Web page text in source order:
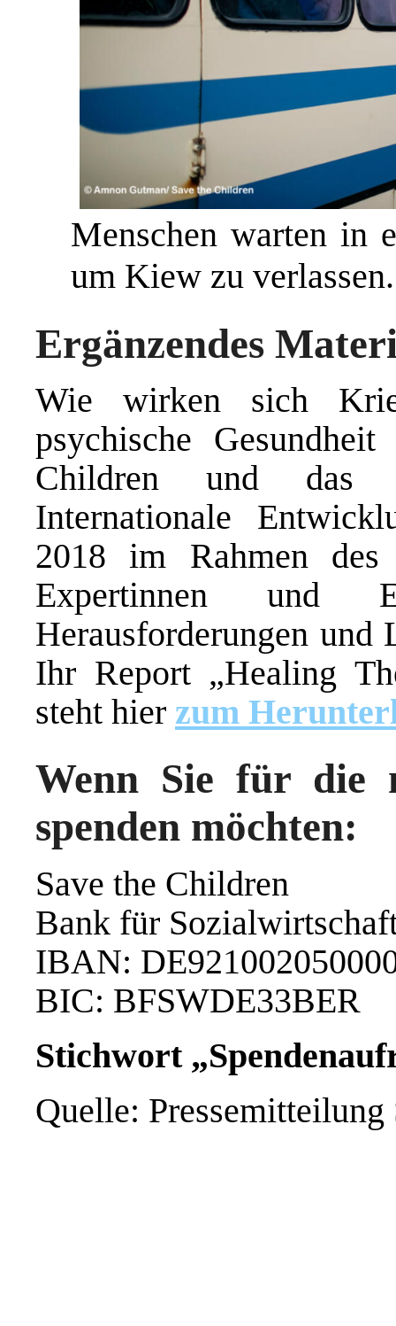
Menschen warten in
um Kiew zu verlassen.
Ergänzendes
Wie wirken sich
psychische
Children und das
Internationale
2018 im Rahmen
Expertinnen und
Herausforderungen und
Ihr Report „Healing
steht hier zum
Wenn Sie für die
spenden möchten:
Save the Children
Bank für
IBAN:
BIC: BFSWDE33BER
Stichwort
Quelle: